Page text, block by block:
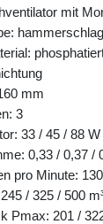
mit
mm
3
33 / 45 / 88 W
0,33 / 0,37 /
pro Minute:
/ 325 / 500
Pmax: 201 /